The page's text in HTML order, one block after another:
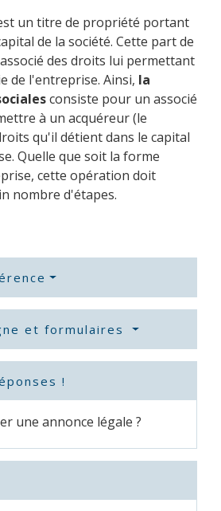
un titre de propriété portant
de la société. Cette part de
des droits lui permettant
de l'entreprise. Ainsi, la
consiste pour un associé
à un acquéreur (le
qu'il détient dans le capital
Quelle que soit la forme
cette opération doit
nombre d'étapes.
et formulaires
!
une annonce légale ?